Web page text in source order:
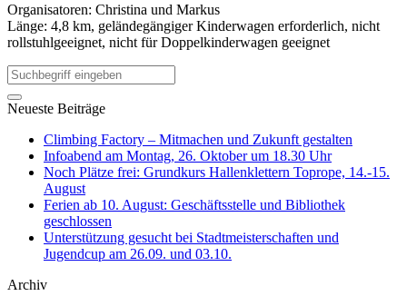
Organisatoren: Christina und Markus
Länge: 4,8 km, geländegängiger Kinderwagen erforderlich, nicht
rollstuhlgeeignet, nicht für Doppelkinderwagen geeignet
Neueste Beiträge
Climbing Factory – Mitmachen und Zukunft gestalten
Infoabend am Montag, 26. Oktober um 18.30 Uhr
Noch Plätze frei: Grundkurs Hallenklettern Toprope, 14.-15.
August
Ferien ab 10. August: Geschäftsstelle und Bibliothek
geschlossen
Unterstützung gesucht bei Stadtmeisterschaften und
Jugendcup am 26.09. und 03.10.
Archiv